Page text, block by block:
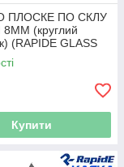
ПЛОСКЕ ПО СКЛУ
8ММ (круглий
(RAPIDE GLASS
Купити